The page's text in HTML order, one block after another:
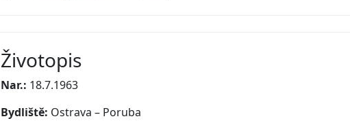
Životopis
Nar.: 18.7.1963
Bydliště: Ostrava – Poruba